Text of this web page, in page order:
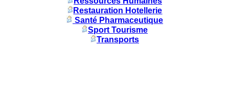
Restauration Hotellerie
Santé Pharmaceutique
Sport Tourisme
Transports